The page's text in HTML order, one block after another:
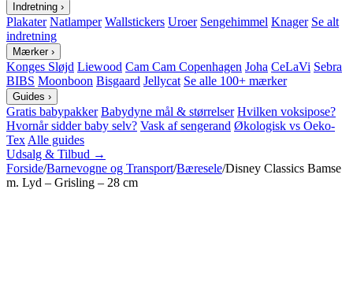
Indretning ›
Plakater Natlamper Wallstickers Uroer Sengehimmel Knager Se alt
indretning
Mærker ›
Konges Sløjd Liewood Cam Cam Copenhagen Joha CeLaVi Sebra
BIBS Moonboon Bisgaard Jellycat Se alle 100+ mærker
Guides ›
Gratis babypakker Babydyne mål & størrelser Hvilken voksipose?
Hvornår sidder baby selv? Vask af sengerand Økologisk vs Oeko-
Tex Alle guides
Udsalg & Tilbud →
Forside/Barnevogne og Transport/Bæresele/Disney Classics Bamse
m. Lyd – Grisling – 28 cm